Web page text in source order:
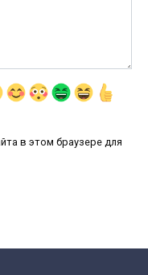
в этом браузере для